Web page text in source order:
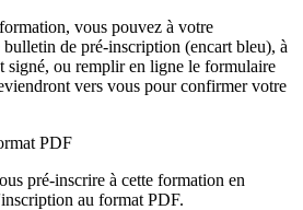
vous pouvez à votre
de pré-inscription (encart bleu), à
signé, ou remplir en ligne le formulaire
vers vous pour confirmer votre
PDF
pré-inscrire à cette formation en
au format PDF.